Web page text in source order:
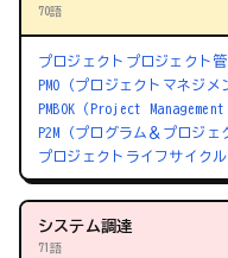
70語
プロジェクト プロジェクト
PMO（プロジェクトマネジメ
PMBOK（Project
P2M（プログラム＆プロジェ
プロジェクトライフサイクル
システム調達
71語